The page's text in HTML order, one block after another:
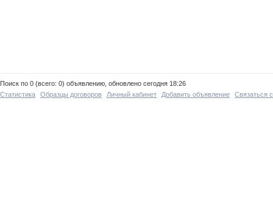
Поиск по 0 (всего: 0) объявлению, обновлено сегодня 18:26
Статистика
Образцы договоров Личный кабинет Добавить объявление Связаться